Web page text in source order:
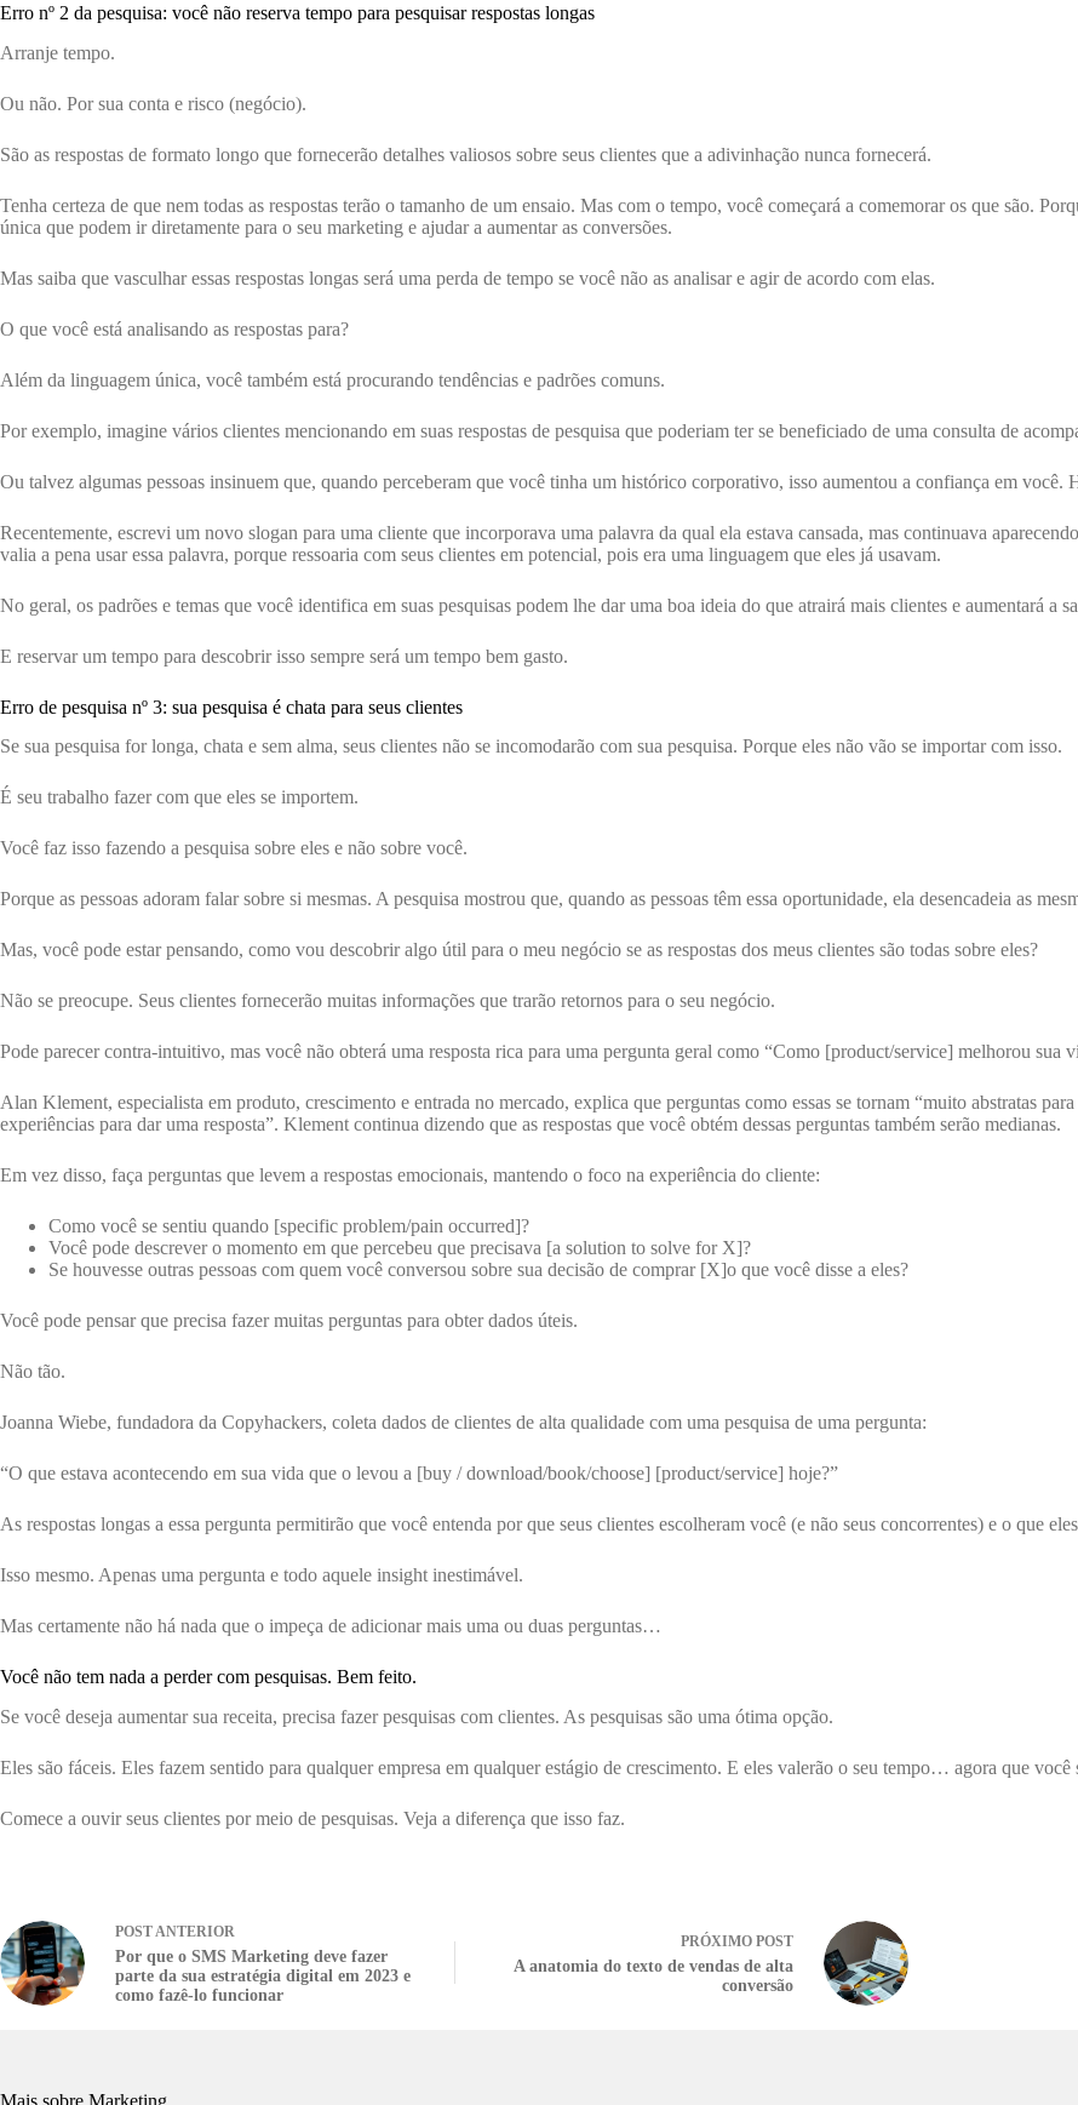
Erro nº 2 da pesquisa: você não reserva tempo para pesquisar respostas longas
Arranje tempo.
Ou não. Por sua conta e risco (negócio).
São as respostas de formato longo que fornecerão detalhes valiosos sobre seus clientes que a adivinhação nunca fornecerá.
Tenha certeza de que nem todas as respostas terão o tamanho de um ensaio. Mas com o tempo, você começará a comemorar os que são.
única que podem ir diretamente para o seu marketing e ajudar a aumentar as conversões.
Mas saiba que vasculhar essas respostas longas será uma perda de tempo se você não as analisar e agir de acordo com elas.
O que você está analisando as respostas para?
Além da linguagem única, você também está procurando tendências e padrões comuns.
Por exemplo, imagine vários clientes mencionando em suas respostas de pesquisa que poderiam ter se beneficiado de uma consulta de
Ou talvez algumas pessoas insinuem que, quando perceberam que você tinha um histórico corporativo, isso aumentou a confiança em você.
Recentemente, escrevi um novo slogan para uma cliente que incorporava uma palavra da qual ela estava cansada, mas continuava
valia a pena usar essa palavra, porque ressoaria com seus clientes em potencial, pois era uma linguagem que eles já usavam.
No geral, os padrões e temas que você identifica em suas pesquisas podem lhe dar uma boa ideia do que atrairá mais clientes e aumentará a
E reservar um tempo para descobrir isso sempre será um tempo bem gasto.
Erro de pesquisa nº 3: sua pesquisa é chata para seus clientes
Se sua pesquisa for longa, chata e sem alma, seus clientes não se incomodarão com sua pesquisa. Porque eles não vão se importar com isso.
É seu trabalho fazer com que eles se importem.
Você faz isso fazendo a pesquisa sobre eles e não sobre você.
Porque as pessoas adoram falar sobre si mesmas. A pesquisa mostrou que, quando as pessoas têm essa oportunidade, ela desencadeia as
Mas, você pode estar pensando, como vou descobrir algo útil para o meu negócio se as respostas dos meus clientes são todas sobre eles?
Não se preocupe. Seus clientes fornecerão muitas informações que trarão retornos para o seu negócio.
Pode parecer contra-intuitivo, mas você não obterá uma resposta rica para uma pergunta geral como “Como [product/service] melhorou sua
Alan Klement, especialista em produto, crescimento e entrada no mercado, explica que perguntas como essas se tornam “muito abstratas
experiências para dar uma resposta”. Klement continua dizendo que as respostas que você obtém dessas perguntas também serão medianas.
Em vez disso, faça perguntas que levem a respostas emocionais, mantendo o foco na experiência do cliente:
Como você se sentiu quando [specific problem/pain occurred]?
Você pode descrever o momento em que percebeu que precisava [a solution to solve for X]?
Se houvesse outras pessoas com quem você conversou sobre sua decisão de comprar [X]o que você disse a eles?
Você pode pensar que precisa fazer muitas perguntas para obter dados úteis.
Não tão.
Joanna Wiebe, fundadora da Copyhackers, coleta dados de clientes de alta qualidade com uma pesquisa de uma pergunta:
“O que estava acontecendo em sua vida que o levou a [buy / download/book/choose] [product/service] hoje?”
As respostas longas a essa pergunta permitirão que você entenda por que seus clientes escolheram você (e não seus concorrentes) e o que
Isso mesmo. Apenas uma pergunta e todo aquele insight inestimável.
Mas certamente não há nada que o impeça de adicionar mais uma ou duas perguntas…
Você não tem nada a perder com pesquisas. Bem feito.
Se você deseja aumentar sua receita, precisa fazer pesquisas com clientes. As pesquisas são uma ótima opção.
Eles são fáceis. Eles fazem sentido para qualquer empresa em qualquer estágio de crescimento. E eles valerão o seu tempo… agora que você
Comece a ouvir seus clientes por meio de pesquisas. Veja a diferença que isso faz.
POSTANTERIOR
Por que o SMS Marketing deve fazer
parte da sua estratégia digital em 2023 e
como fazê-lo funcionar
PRÓXIMO POST
A anatomia do texto de vendas de alta
conversão